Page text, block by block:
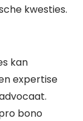
kwesties.
kan
expertise
bono